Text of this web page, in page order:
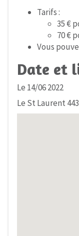
Tarifs :
35 €
70 €
Vous
Date et
Le 14/06 2022
Le St Laurent